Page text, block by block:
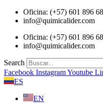
Saltar
Oficina: (+57) 601 896
info@quimicalider.com
Oficina: (+57) 601 896
info@quimicalider.com
Search
Facebook InstagramYoutube
ES
EN